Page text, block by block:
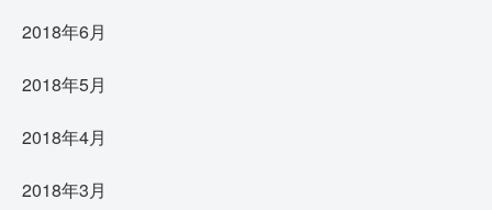
2018年6月
2018年5月
2018年4月
2018年3月